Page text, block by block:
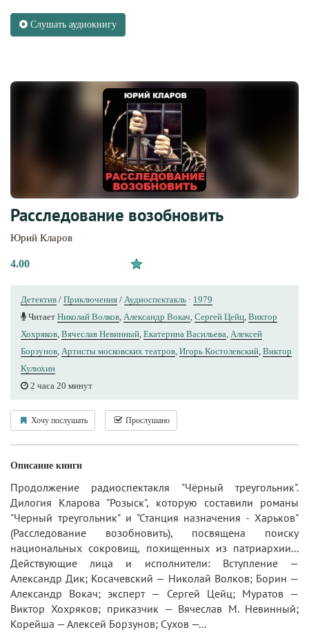
Слушать аудиокнигу
Расследование возобновить
Юрий Кларов
4.00
Детектив / Приключения / Аудиоспектакль · 1979
Читает Николай Волков, Александр Вокач, Сергей Цейц, Виктор
Хохряков, Вячеслав Невинный, Екатерина Васильева, Алексей
Борзунов, Артисты московских театров, Игорь Костолевский, Виктор
Кулюхин
2 часа 20 минут
Хочу послушать Прослушано
Описание книги
Продолжение радиоспектакля "Чёрный треугольник".
Дилогия Кларова "Розыск", которую составили романы
"Черный треугольник" и "Станция назначения - Харьков"
(Расследование возобновить), посвящена поиску
национальных сокровищ, похищенных из патриархии...
Действующие лица и исполнители: Вступление —
Александр Дик; Косачевский — Николай Волков; Борин —
Александр Вокач; эксперт — Сергей Цейц; Муратов —
Виктор Хохряков; приказчик — Вячеслав М. Невинный;
Корейша — Алексей Борзунов; Сухов —...